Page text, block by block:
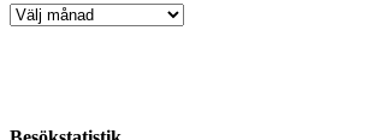
Artikelarkiv